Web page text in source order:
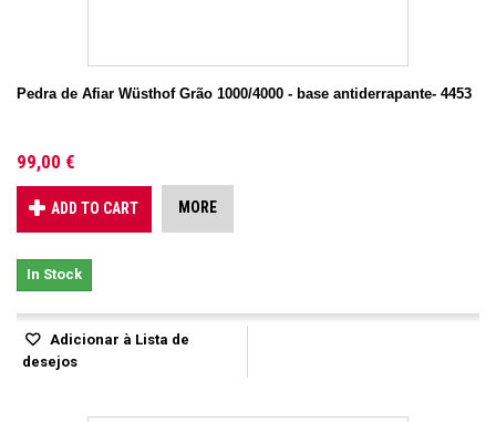
Pedra de Afiar Wüsthof Grão 1000/4000 - base antiderrapante- 4453
99,00 €
ADD TO CART MORE
In Stock
Adicionar à Lista de
desejos